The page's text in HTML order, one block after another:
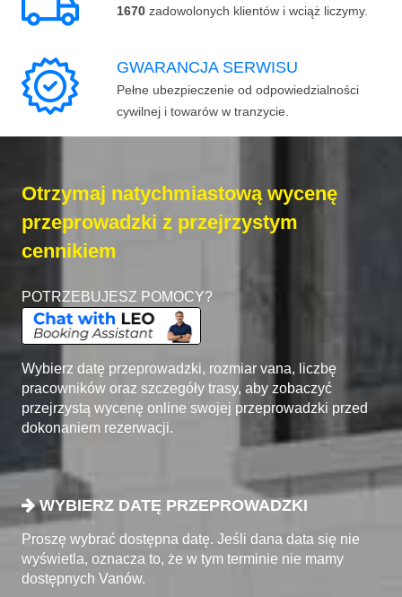
1670 zadowolonych klientów i wciąż liczymy.
GWARANCJA SERWISU
Pełne ubezpieczenie od odpowiedzialności
cywilnej i towarów w tranzycie.
Otrzymaj natychmiastową wycenę
przeprowadzki z przejrzystym
cennikiem
POTRZEBUJESZ POMOCY?
Wybierz datę przeprowadzki, rozmiar vana, liczbę
pracowników oraz szczegóły trasy, aby zobaczyć
przejrzystą wycenę online swojej przeprowadzki przed
dokonaniem rezerwacji.
WYBIERZ DATĘ PRZEPROWADZKI
Proszę wybrać dostępna datę. Jeśli dana data się nie
wyświetla, oznacza to, że w tym terminie nie mamy
dostępnych Vanów.